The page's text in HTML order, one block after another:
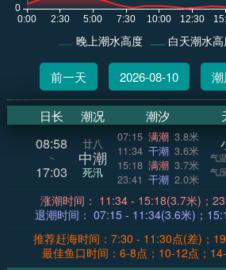
晚上潮水高度 白天潮水
前一天 2026-08-10
日长 潮况 潮汐
08:58
~
17:03
廿八
中潮
死汛
07:15 满潮 3.8米
11:34 干潮 3.6米
15:18 满潮 3.7米
23:41 干潮 2.0米
气
气
涨潮时间： 11:34 - 15:18(3.7
退潮时间： 07:15 - 11:34(3.6米)
推荐赶海时间：7:30 - 11:30点(差)；
最佳鱼口时间：6-8点；10-12点；